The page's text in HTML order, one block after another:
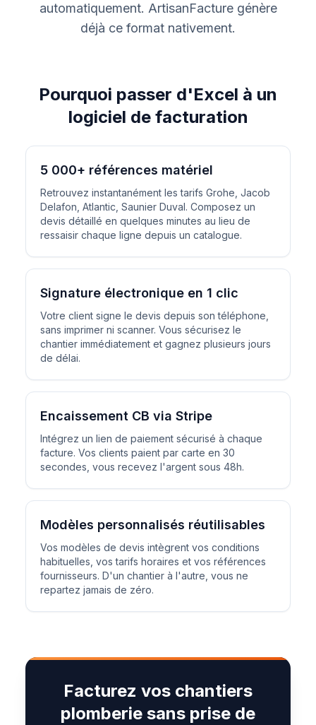
automatiquement. ArtisanFacture génère
déjà ce format nativement.
Pourquoi passer d'Excel à un
logiciel de facturation
5 000+ références matériel
Retrouvez instantanément les tarifs Grohe, Jacob
Delafon, Atlantic, Saunier Duval. Composez un
devis détaillé en quelques minutes au lieu de
ressaisir chaque ligne depuis un catalogue.
Signature électronique en 1 clic
Votre client signe le devis depuis son téléphone,
sans imprimer ni scanner. Vous sécurisez le
chantier immédiatement et gagnez plusieurs jours
de délai.
Encaissement CB via Stripe
Intégrez un lien de paiement sécurisé à chaque
facture. Vos clients paient par carte en 30
secondes, vous recevez l'argent sous 48h.
Modèles personnalisés réutilisables
Vos modèles de devis intègrent vos conditions
habituelles, vos tarifs horaires et vos références
fournisseurs. D'un chantier à l'autre, vous ne
repartez jamais de zéro.
Facturez vos chantiers
plomberie sans prise de